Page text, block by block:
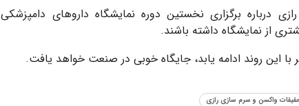
برگزاری نخستین دوره نمایشگاه داروهای دامپزشکی
از نمایشگاه داشته باشند.
این روند ادامه یابد، جایگاه خوبی در صنعت خواهد یافت.
واکسن و سرم سازی رازی